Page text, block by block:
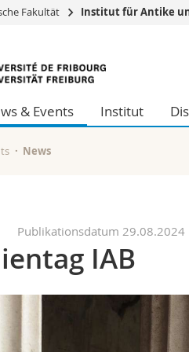
Wirtschafts-
Philosophische
Fakultät Institut für Antike
& Events Institut
News
Publikationsdatum 29.08.2024
IAB